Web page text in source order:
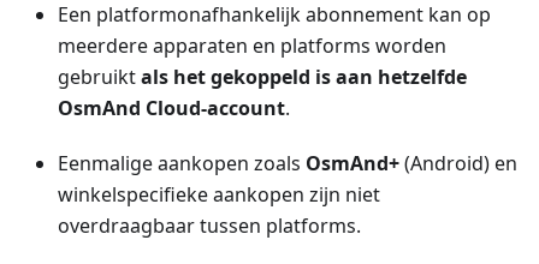
Een platformonafhankelijk abonnement kan op
meerdere apparaten en platforms worden
gebruiktals het gekoppeld is aan hetzelfde
OsmAnd Cloud-account.
Eenmalige aankopen zoals OsmAnd+(Android) en
winkelspecifieke aankopen zijn niet
overdraagbaar tussen platforms.